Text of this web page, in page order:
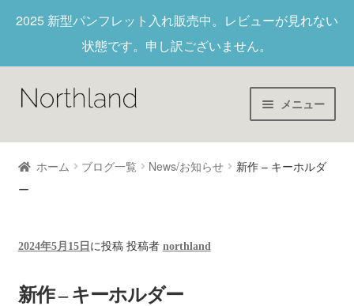
2025 新型パンフレット入れ販売中。レビューが見れない
状態です。申し訳ございません。
メニュー
Home
財布/キーホルダー
ヌメ革
新作商品
ホーム ブログ一覧 News/お知らせ
新作 – キーホルダ
ー
2024年5月15日 に投稿 投稿者 northland
新作 – キーホルダー